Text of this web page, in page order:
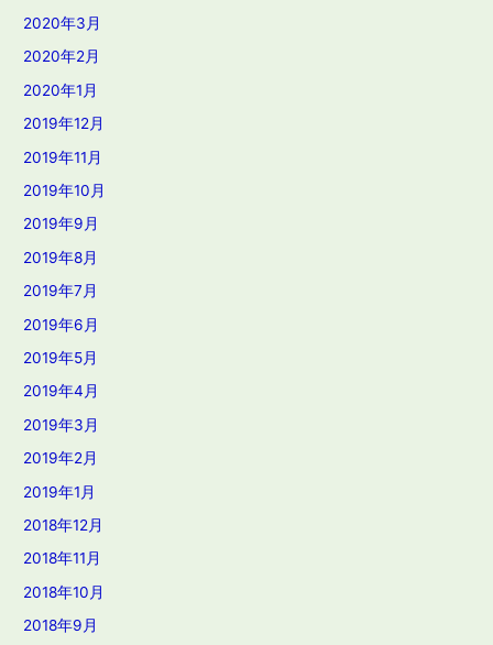
2020年3月
2020年2月
2020年1月
2019年12月
2019年11月
2019年10月
2019年9月
2019年8月
2019年7月
2019年6月
2019年5月
2019年4月
2019年3月
2019年2月
2019年1月
2018年12月
2018年11月
2018年10月
2018年9月